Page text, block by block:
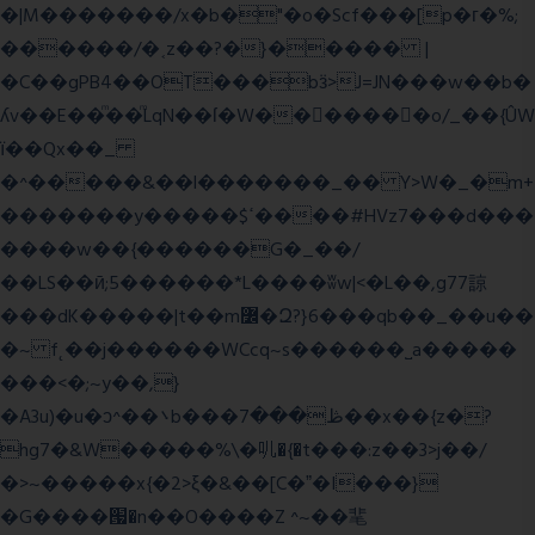
�|M�������/x�b�"�o�Scf���[p�г�%;
������/�˱z��?�}����� |
�C��gPB4��OT���bӟ>J=JN���w��b�
ʎv��E��ͫ��ͫLqN��ſ�W���ً����o/_��{ÛW
ї��Qx��_
�^�����&��l�������_�� Y>W�_�m+
�������y�����$ߵ����#HVz7���d���
����w��{������G�_��/
��LS��ӣ;5������*L����ʬw|<�L��,g77諒
���dK�����|t��m߼�Զ?}6���qb��_��u��
�~ f˛��j������WCcq~s������˽a�����
���<�;~y��,}
�A3u)�u�ͻ^��܌b���ڟ���7��x��{z�?
hg7�&W�����%\�䶷�{�t���:z��3>j��/
�>~�����x{�2>ξ�&��[C�ˮ�I���}
�G����՗�n��O����Z ^~��靟